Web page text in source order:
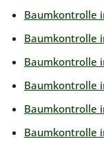
Baumkontrolle
Baumkontrolle
Baumkontrolle
Baumkontrolle
Baumkontrolle
Baumkontrolle